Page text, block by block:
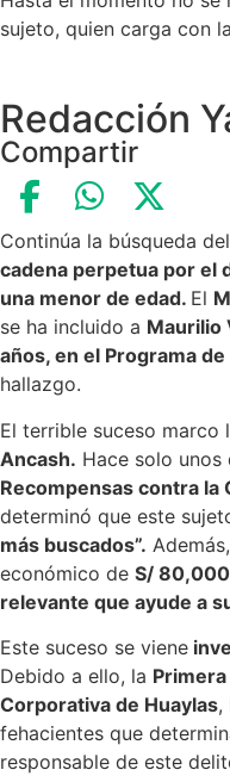
sujeto, quien carga con
Redacción
Compartir
Continúa la búsqueda del
cadena perpetua por el
una menor de edad. El
se ha incluido a Maurilio
años, en el Programa
hallazgo.
El terrible suceso marco
Ancash. Hace solo unos
Recompensas contra
determinó que este
más buscados”.
económico de S/
relevante que ayude a
Este suceso se viene
Debido a ello, la
Corporativa de Huaylas,
fehacientes que
responsable de este